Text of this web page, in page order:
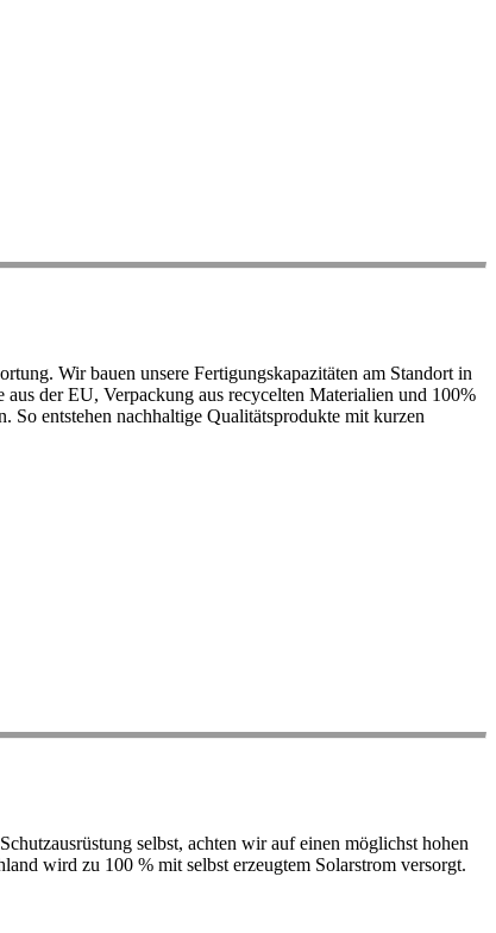
Wir bauen unsere Fertigungskapazitäten am Standort in
der EU, Verpackung aus recycelten Materialien und 100%
So entstehen nachhaltige Qualitätsprodukte mit kurzen
selbst, achten wir auf einen möglichst hohen
wird zu 100 % mit selbst erzeugtem Solarstrom versorgt.